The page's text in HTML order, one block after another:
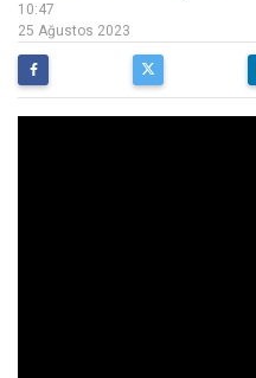
10:47
25 Ağustos 2023